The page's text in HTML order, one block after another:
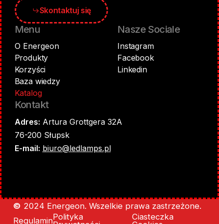
Skontaktuj się
Menu
O Energeon
Produkty
Korzyści
Baza wiedzy
Katalog
Nasze Sociale
Instagram
Facebook
Linkedin
Kontakt
Adres: Artura Grottgera 32A
76-200 Słupsk
E-mail: biuro@ledlamps.pl
© 2024 Energeon. Wszelkie prawa zastrzeżone.
RegulaminPolityka
Ciasteczka